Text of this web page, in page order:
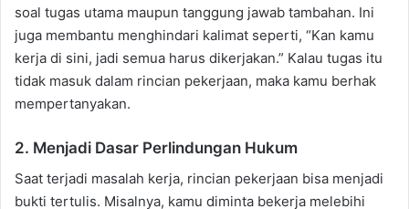
soal tugas utama maupun tanggung jawab tambahan. Ini
juga membantu menghindari kalimat seperti, “Kan kamu
kerja di sini, jadi semua harus dikerjakan.” Kalau tugas itu
tidak masuk dalam rincian pekerjaan, maka kamu berhak
mempertanyakan.
2. Menjadi Dasar Perlindungan Hukum
Saat terjadi masalah kerja, rincian pekerjaan bisa menjadi
bukti tertulis. Misalnya, kamu diminta bekerja melebihi